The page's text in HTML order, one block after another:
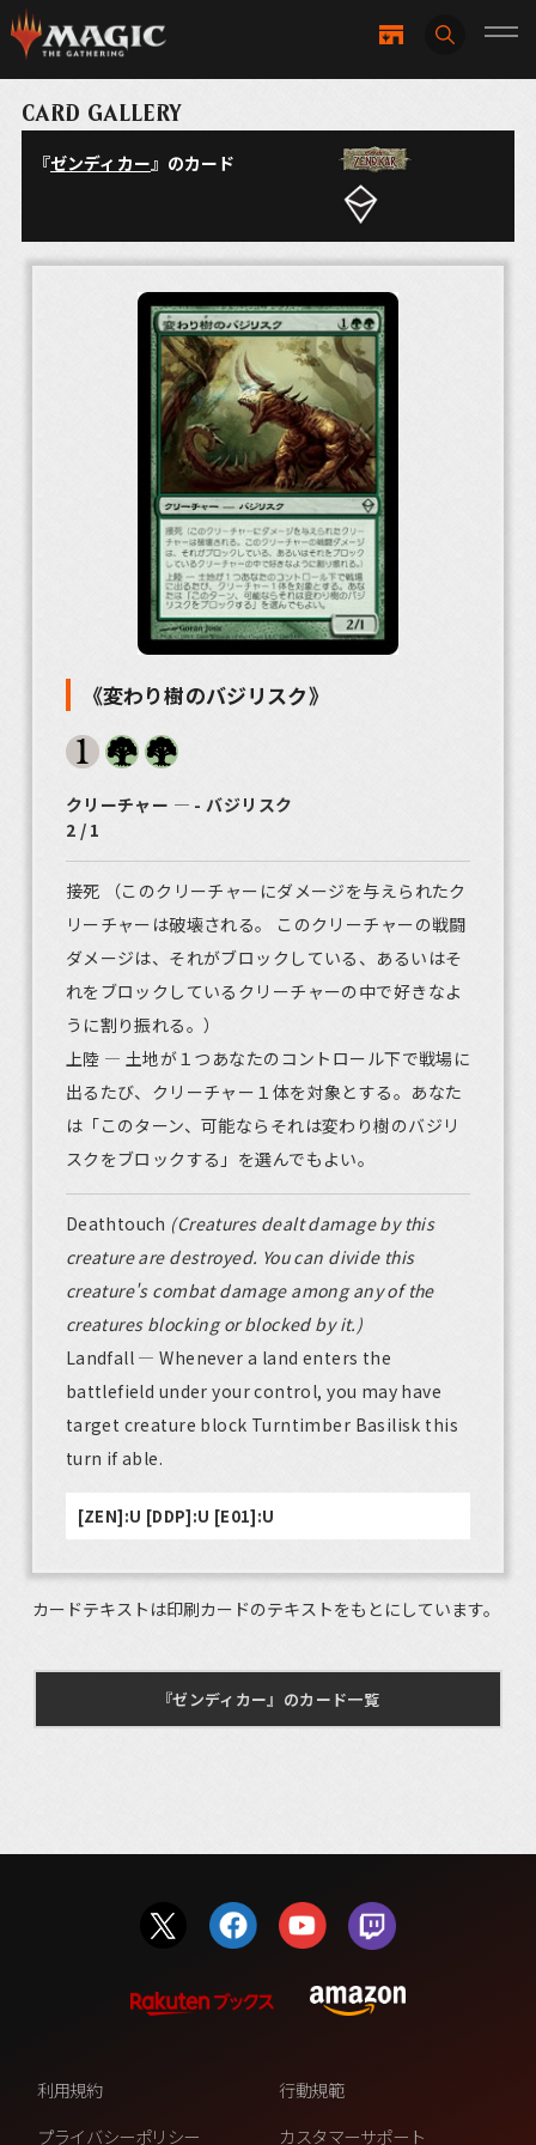
CARD GALLERY
『ゼンディカー』のカード
《変わり樹のバジリスク》
クリーチャー ― - バジリスク
2 / 1
接死 （このクリーチャーにダメージを与えられたク
リーチャーは破壊される。 このクリーチャーの戦闘
ダメージは、それがブロックしている、あるいはそ
れをブロックしているクリーチャーの中で好きなよ
うに割り振れる。）
上陸 ― 土地が１つあなたのコントロール下で戦場に
出るたび、クリーチャー１体を対象とする。あなた
は「このターン、可能ならそれは変わり樹のバジリ
スクをブロックする」を選んでもよい。
Deathtouch (Creatures dealt damage by this
creature are destroyed. You can divide this
creature's combat damage among any of the
creatures blocking or blocked by it.)
Landfall — Whenever a land enters the
battlefield under your control, you may have
target creature block Turntimber Basilisk this
turn if able.
[ZEN]:U [DDP]:U [E01]:U
カードテキストは印刷カードのテキストをもとにしています。
『ゼンディカー』のカード一覧
利用規約
行動規範
プライバシーポリシー
カスタマーサポート